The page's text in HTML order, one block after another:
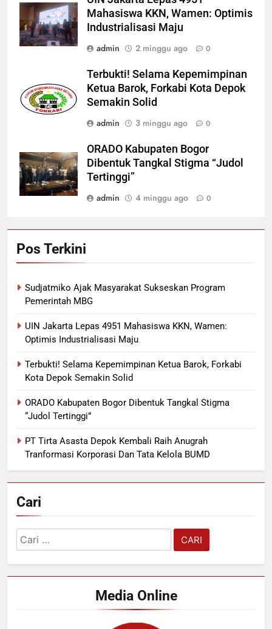
Mahasiswa KKN, Wamen: Optimis
Industrialisasi Maju
admin
2 minggu ago 0
Terbukti! Selama Kepemimpinan
Ketua Barok, Forkabi Kota Depok
Semakin Solid
admin
3 minggu ago 0
ORADO Kabupaten Bogor
Dibentuk Tangkal Stigma “Judol
Tertinggi”
admin
4 minggu ago 0
Pos Terkini
Sudjatmiko Ajak Masyarakat Sukseskan Program
Pemerintah MBG
UIN Jakarta Lepas 4951 Mahasiswa KKN, Wamen:
Optimis Industrialisasi Maju
Terbukti! Selama Kepemimpinan Ketua Barok, Forkabi
Kota Depok Semakin Solid
ORADO Kabupaten Bogor Dibentuk Tangkal Stigma
“Judol Tertinggi”
PT Tirta Asasta Depok Kembali Raih Anugrah
Tranformasi Korporasi Dan Tata Kelola BUMD
Cari
Cari
untuk:
Media Online